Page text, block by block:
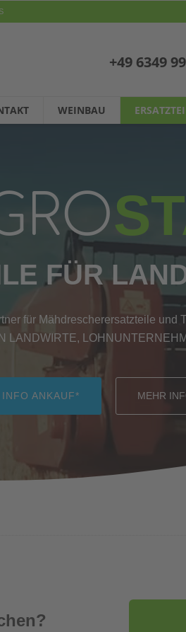
+49 6349
WEINBAU
FÜR
für Mähdrescherersatzteile und
LANDWIRTE,
ANKAUF* MEHR